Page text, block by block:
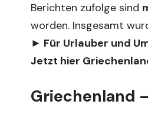
Berichten zufolge sind
worden. Insgesamt
► Für Urlauber und
Jetzt hier
Griechenland